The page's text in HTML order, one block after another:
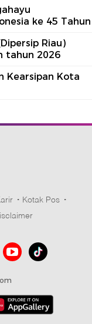
ke 45 Tahun
Riau)
tahun 2026
Kearsipan Kota
Kotak Pos